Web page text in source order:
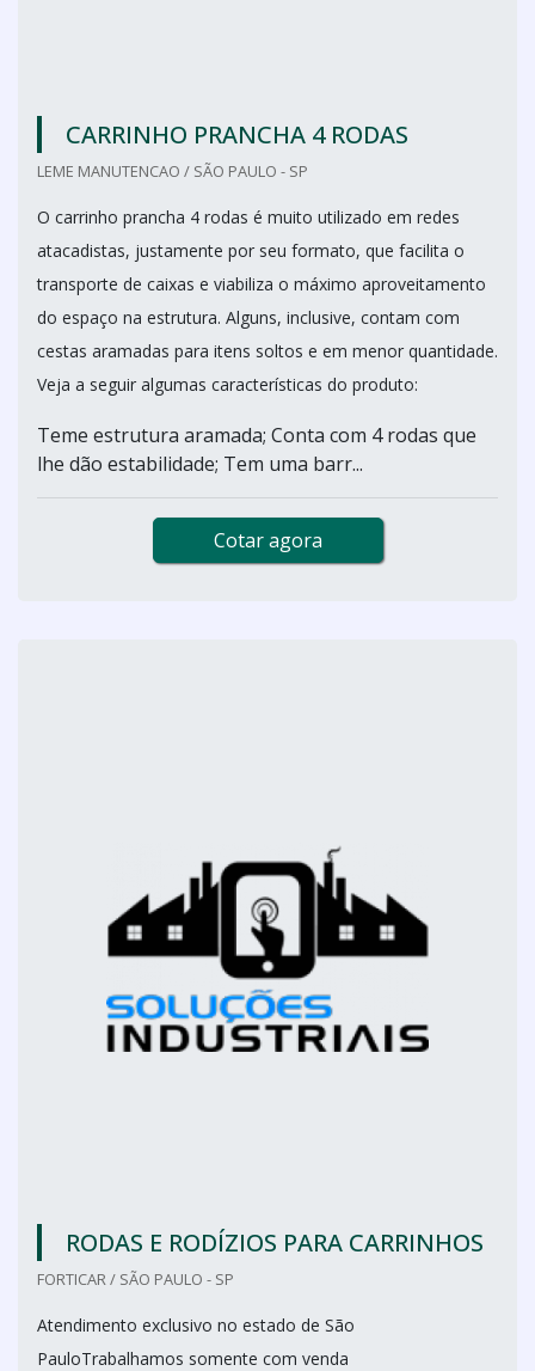
CARRINHO PRANCHA 4 RODAS
LEME MANUTENCAO / SÃO PAULO - SP
O carrinho prancha 4 rodas é muito utilizado em redes
atacadistas, justamente por seu formato, que facilita o
transporte de caixas e viabiliza o máximo aproveitamento
do espaço na estrutura. Alguns, inclusive, contam com
cestas aramadas para itens soltos e em menor quantidade.
Veja a seguir algumas características do produto:
Teme estrutura aramada; Conta com 4 rodas que
lhe dão estabilidade; Tem uma barr...
Cotar agora
RODAS E RODÍZIOS PARA CARRINHOS
FORTICAR / SÃO PAULO - SP
Atendimento exclusivo no estado de São
PauloTrabalhamos somente com venda